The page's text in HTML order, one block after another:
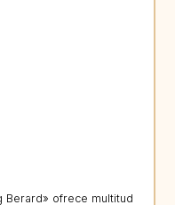
Berard» ofrece multitud